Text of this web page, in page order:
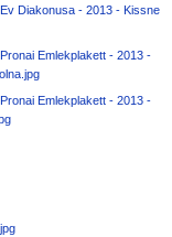
Diakonusa - 2013 - Kissne
Emlekplakett - 2013 -
Emlekplakett - 2013 -